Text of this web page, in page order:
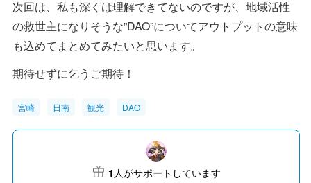
次回は、私も深くは理解できてないのですが、地域活性
の救世主になりそうな”DAO”についてアウトプットの意味
も込めてまとめてみたいと思います。
期待せずに乞うご期待！
宮崎 日南 観光 DAO
1 人がサポートしています